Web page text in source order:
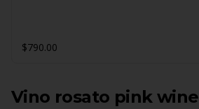
$790.00
Vino rosato pink wine